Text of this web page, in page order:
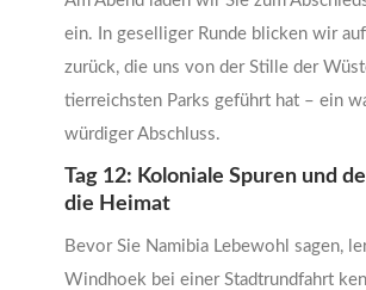
ein. In geselliger Runde blicken wir
zurück, die uns von der Stille der
tierreichsten Parks geführt hat – ein
würdiger Abschluss.
Tag 12: Koloniale Spuren und
die Heimat
Bevor Sie Namibia Lebewohl sagen,
Windhoek bei einer Stadtrundfahrt